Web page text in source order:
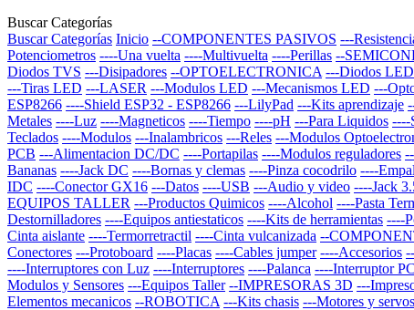
Buscar Categorías
Buscar Categorías Inicio --COMPONENTES PASIVOS ---
Potenciometros ----Una vuelta ----Multivuelta ----Perillas --
Diodos TVS ---Disipadores --OPTOELECTRONICA ---Diodos LED
---Tiras LED ---LASER ---Modulos LED ---Mecanismos LED ---
ESP8266 ----Shield ESP32 - ESP8266 ---LilyPad ---Kits aprendizaje
Metales ----Luz ----Magneticos ----Tiempo ----pH ---Para Liquidos ----
Teclados ----Modulos ---Inalambricos ---Reles ---Modulos
PCB ---Alimentacion DC/DC ----Portapilas ----Modulos reguladores
Bananas ----Jack DC ----Bornas y clemas ----Pinza cocodrilo ----
IDC ----Conector GX16 ---Datos ----USB ---Audio y video ----Jack
EQUIPOS TALLER ---Productos Quimicos ----Alcohol ----Pasta
Destornilladores ----Equipos antiestaticos ----Kits de herramientas ----
Cinta aislante ----Termorretractil ----Cinta vulcanizada --
Conectores ---Protoboard ----Placas ----Cables jumper ----Accesorios
----Interruptores con Luz ----Interruptores ----Palanca ----Interruptor
Modulos y Sensores ---Equipos Taller --IMPRESORAS 3D ---
Elementos mecanicos --ROBOTICA ---Kits chasis ---Motores y servos